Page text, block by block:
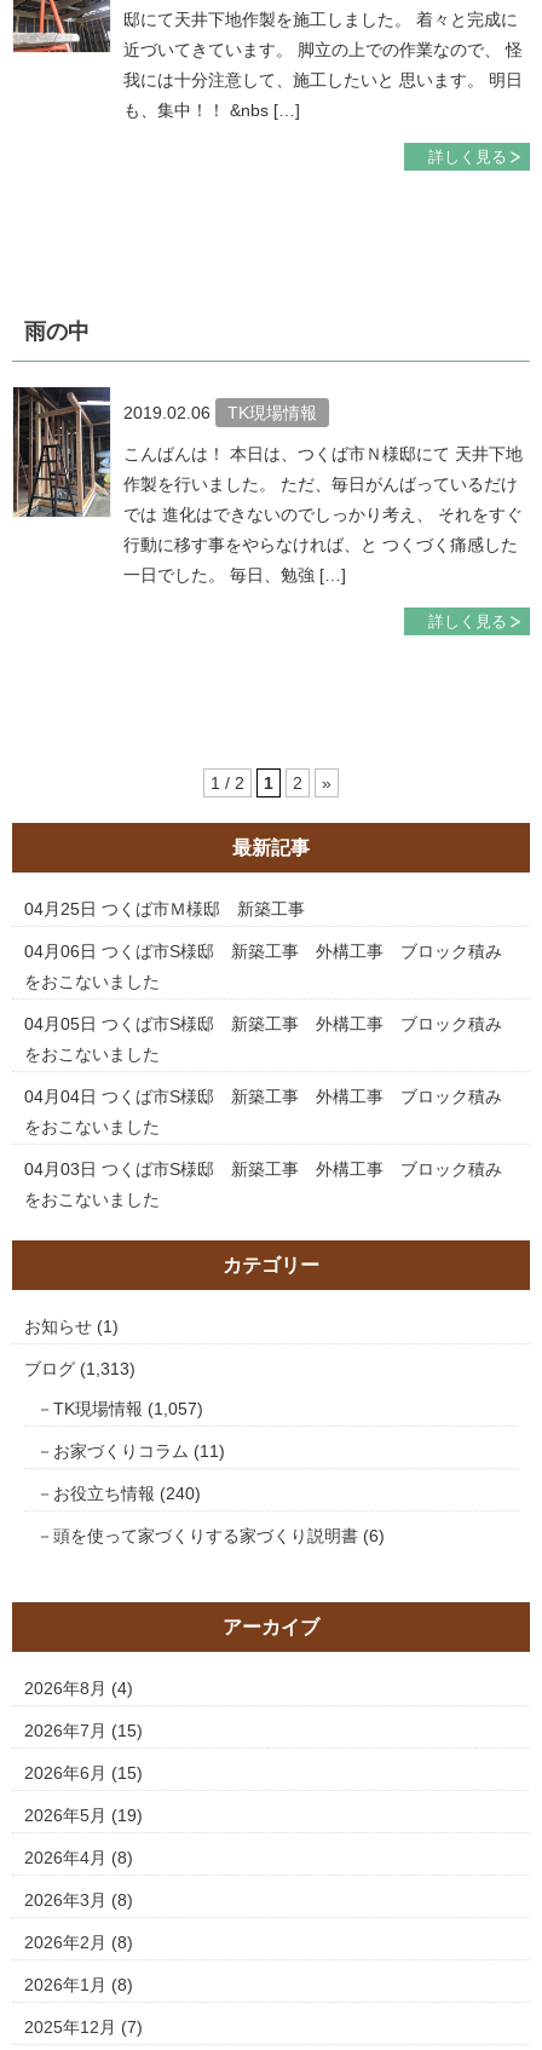
邸にて天井下地作製を施工しました。 着々と完成に
近づいてきています。 脚立の上での作業なので、 怪
我には十分注意して、施工したいと 思います。 明日
も、集中！！ &nbs […]
詳しく見る
雨の中
2019.02.06 TK現場情報
こんばんは！ 本日は、つくば市Ｎ様邸にて 天井下地
作製を行いました。 ただ、毎日がんばっているだけ
では 進化はできないのでしっかり考え、 それをすぐ
行動に移す事をやらなければ、と つくづく痛感した
一日でした。 毎日、勉強 […]
詳しく見る
1 / 2 1 2 »
最新記事
04月25日 つくば市Ｍ様邸 新築工事
04月06日 つくば市S様邸 新築工事 外構工事 ブロック積み
をおこないました
04月05日 つくば市S様邸 新築工事 外構工事 ブロック積み
をおこないました
04月04日 つくば市S様邸 新築工事 外構工事 ブロック積み
をおこないました
04月03日 つくば市S様邸 新築工事 外構工事 ブロック積み
をおこないました
カテゴリー
お知らせ (1)
ブログ (1,313)
TK現場情報 (1,057)
お家づくりコラム (11)
お役立ち情報 (240)
頭を使って家づくりする家づくり説明書 (6)
アーカイブ
2026年8月 (4)
2026年7月 (15)
2026年6月 (15)
2026年5月 (19)
2026年4月 (8)
2026年3月 (8)
2026年2月 (8)
2026年1月 (8)
2025年12月 (7)